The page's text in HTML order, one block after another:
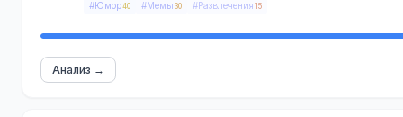
#Юмор40 #Мемы 30 #Развлечения 15
Анализ →